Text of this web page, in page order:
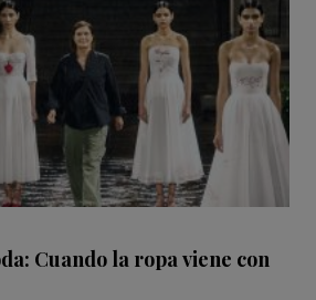
Cuando la ropa viene con